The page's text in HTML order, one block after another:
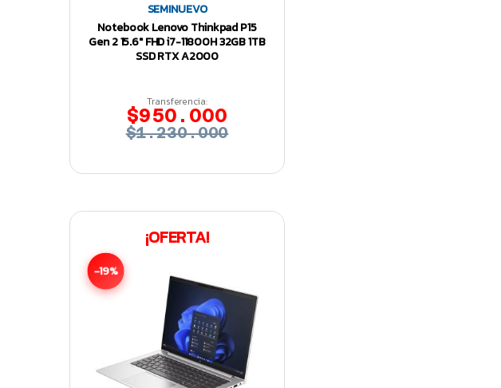
SEMINUEVO
Notebook Lenovo Thinkpad P15
Gen 2 15.6″ FHD i7-11800H 32GB 1TB
SSD RTX A2000
Transferencia:
$950.000
$1.230.000
¡OFERTA!
-19%